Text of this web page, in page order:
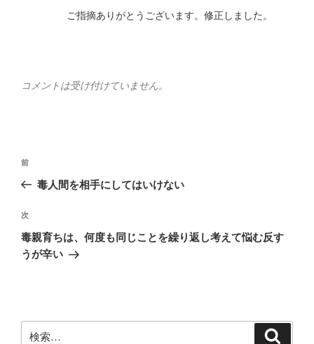
ご指摘ありがとうございます。修正しました。
コメントは受け付けていません。
投
ナ
ビ
ゲ
ー
前
の
稿
前
毒人間を相手にしてはいけない
次
の
投
次
毒親育ちは、何度も同じことを繰り返し考えて悩む反す
うが辛い